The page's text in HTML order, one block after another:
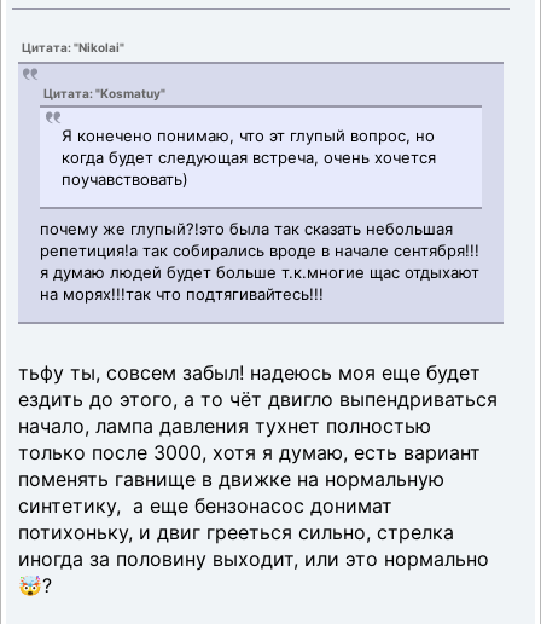
Цитата: "Nikolai"
Цитата: "Kosmatuy"
Я конечено понимаю, что эт глупый вопрос, но
когда будет следующая встреча, очень хочется
поучавствовать)
почему же глупый?!это была так сказать небольшая
репетиция!а так собирались вроде в начале сентября!!!
я думаю людей будет больше т.к.многие щас отдыхают
на морях!!!так что подтягивайтесь!!!
тьфу ты, совсем забыл! надеюсь моя еще будет
ездить до этого, а то чёт двигло выпендриваться
начало, лампа давления тухнет полностью
только после 3000, хотя я думаю, есть вариант
поменять гавнище в движке на нормальную
синтетику, а еще бензонасос донимат
потихоньку, и двиг грееться сильно, стрелка
иногда за половину выходит, или это нормально
🤯?